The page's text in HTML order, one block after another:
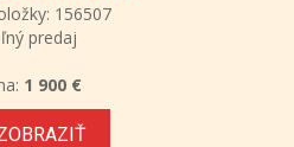
156507
predaj
1 900 €